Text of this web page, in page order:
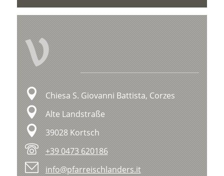
V
Chiesa S. Giovanni Battista, Corzes
Alte Landstraße
39028 Kortsch
+39 0473 620186
info@pfarreischlanders.it